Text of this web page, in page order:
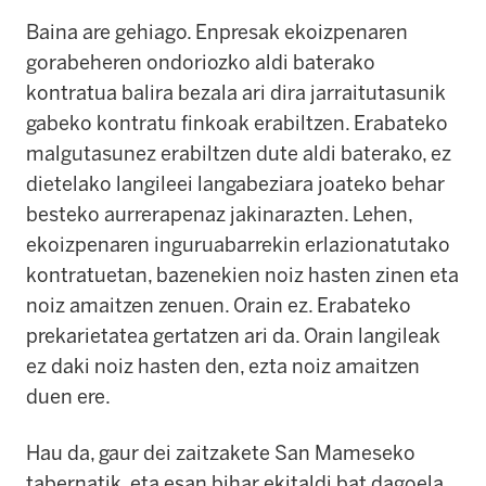
Baina are gehiago. Enpresak ekoizpenaren
gorabeheren ondoriozko aldi baterako
kontratua balira bezala ari dira jarraitutasunik
gabeko kontratu finkoak erabiltzen. Erabateko
malgutasunez erabiltzen dute aldi baterako, ez
dietelako langileei langabeziara joateko behar
besteko aurrerapenaz jakinarazten. Lehen,
ekoizpenaren inguruabarrekin erlazionatutako
kontratuetan, bazenekien noiz hasten zinen eta
noiz amaitzen zenuen. Orain ez. Erabateko
prekarietatea gertatzen ari da. Orain langileak
ez daki noiz hasten den, ezta noiz amaitzen
duen ere.
Hau da, gaur dei zaitzakete San Mameseko